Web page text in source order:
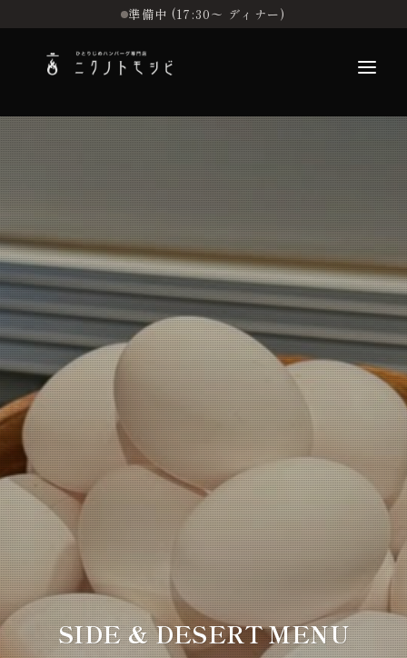
準備中 (17:30〜 ディナー)
こだわり
お品書き
初めての方へ
店舗情報
SIDE & DESERT MENU